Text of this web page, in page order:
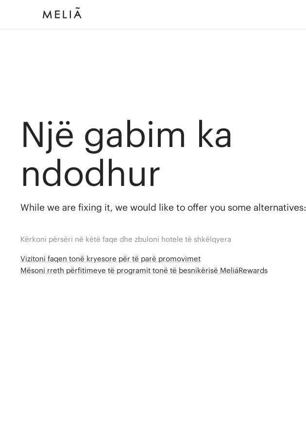
Një gabim ka
ndodhur
While we are fixing it, we would like to offer you some alternatives:
Kërkoni përsëri në këtë faqe dhe zbuloni hotele të shkëlqyera
Vizitoni faqen tonë kryesore për të parë promovimet
Mësoni rreth përfitimeve të programit tonë të besnikërisë MeliáRewards